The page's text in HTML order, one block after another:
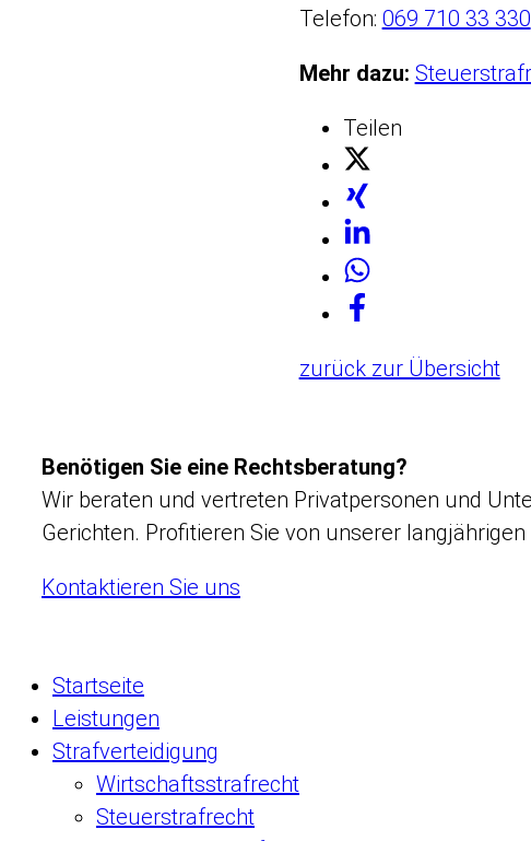
Telefon: 069 710 33 330
Mehr dazu:
Teilen
zurück zur Übersicht
Benötigen Sie eine Rechtsberatung?
Wir beraten und vertreten Privatpersonen und
Gerichten. Profitieren Sie von unserer
Kontaktieren Sie uns
Startseite
Leistungen
Strafverteidigung
Wirtschaftsstrafrecht
Steuerstrafrecht